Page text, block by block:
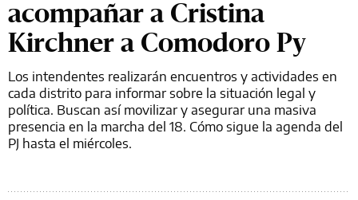
acompañar a Cristina
Kirchner a Comodoro Py
Los intendentes realizarán encuentros y actividades en
cada distrito para informar sobre la situación legal y
política. Buscan así movilizar y asegurar una masiva
presencia en la marcha del 18. Cómo sigue la agenda del
PJ hasta el miércoles.